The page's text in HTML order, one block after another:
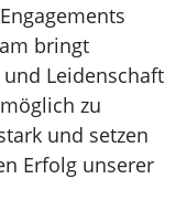
bringt
Leidenschaft
zu
und setzen
Erfolg unserer